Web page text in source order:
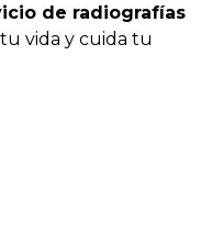
de radiografías
vida y cuida tu